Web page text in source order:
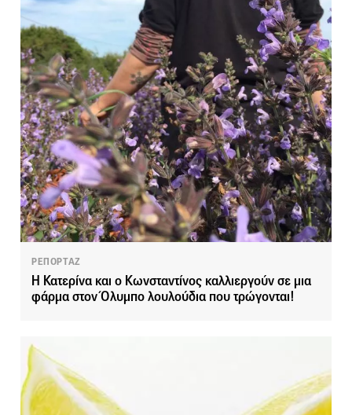
ΡΕΠΟΡΤΑΖ
Η Κατερίνα και ο Κωνσταντίνος καλλιεργούν σε μια
φάρμα στον Όλυμπο λουλούδια που τρώγονται!